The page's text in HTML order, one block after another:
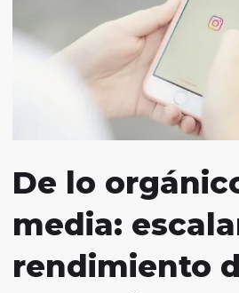
De lo
media:
rendimiento